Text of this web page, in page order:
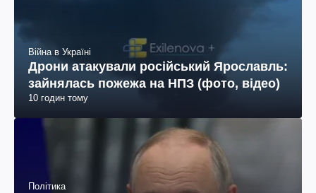
Війна в Україні
Дрони атакували російський Ярославль:
зайнялась пожежа на НПЗ (фото, відео)
10 годин тому
Політика